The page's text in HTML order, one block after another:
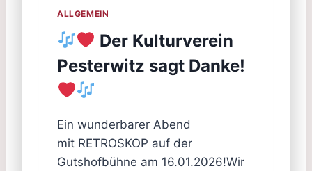
ALLGEMEIN
Der Kulturverein
Pesterwitz sagt Danke!
Ein wunderbarer Abend
mit RETROSKOP auf der
Gutshofbühne am 16.01.2026!Wir